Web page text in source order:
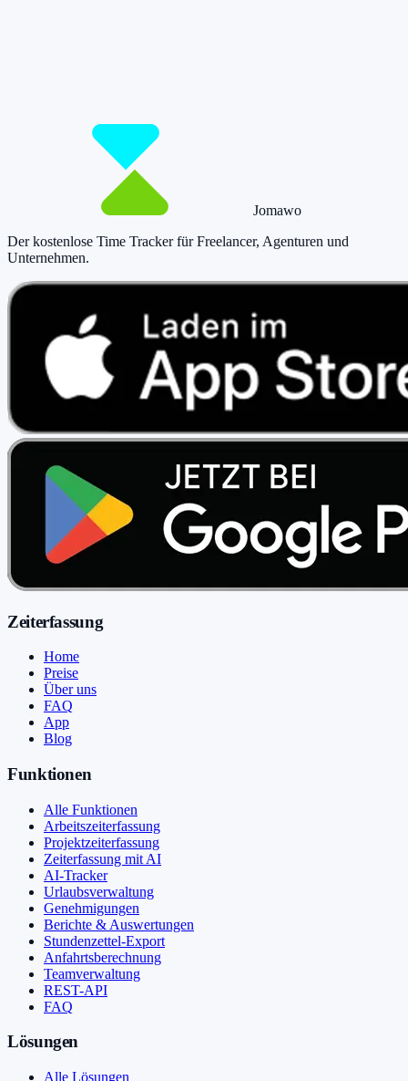
Jomawo
Der kostenlose Time Tracker für Freelancer, Agenturen und
Unternehmen.
Zeiterfassung
Home
Preise
Über uns
FAQ
App
Blog
Funktionen
Alle Funktionen
Arbeitszeiterfassung
Projektzeiterfassung
Zeiterfassung mit AI
AI-Tracker
Urlaubsverwaltung
Genehmigungen
Berichte & Auswertungen
Stundenzettel-Export
Anfahrtsberechnung
Teamverwaltung
REST-API
FAQ
Lösungen
Alle Lösungen